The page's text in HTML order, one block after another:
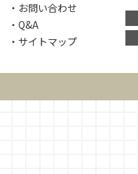
・お問い合わせ
・Q&A
・サイトマップ